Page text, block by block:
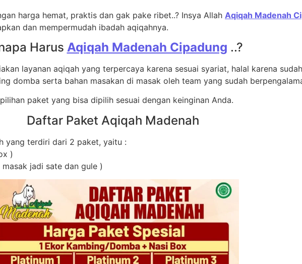
harga hemat, praktis dan gak pake ribet..? Insya Allah Aqiqah Madenah
dan mempermudah ibadah aqiqahnya.
Harus Aqiqah Madenah Cipadung ..?
layanan aqiqah yang terpercaya karena sesuai syariat, halal karena
domba serta bahan masakan di masak oleh team yang sudah
paket yang bisa dipilih sesuai dengan keinginan Anda.
Daftar Paket Aqiqah Madenah
yang terdiri dari 2 paket, yaitu :
)
jadi sate dan gule )